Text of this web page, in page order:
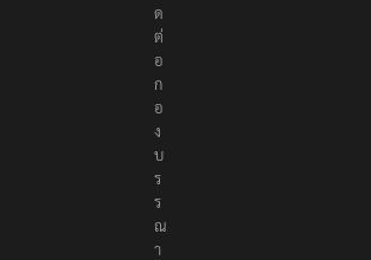
ติ
ด
ต่
อ
ก
อ
ง
บ
ร
ร
ณ